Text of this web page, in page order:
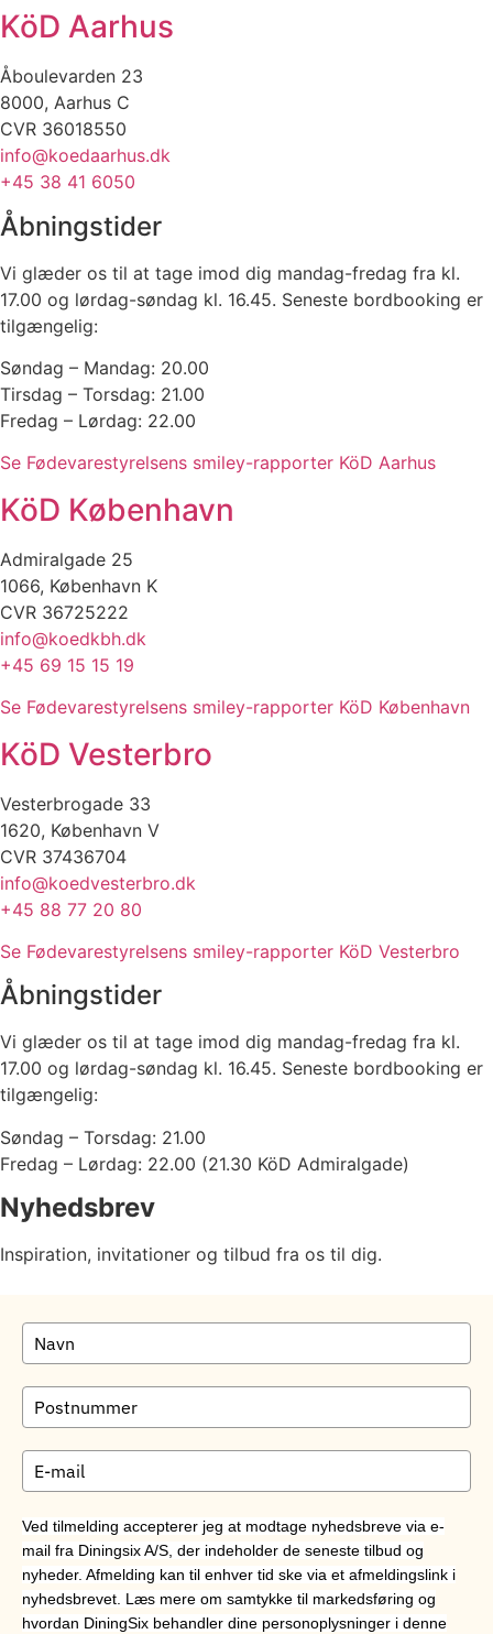
KöD Aarhus
Åboulevarden 23
8000, Aarhus C
CVR 36018550
info@koedaarhus.dk
+45 38 41 6050
Åbningstider
Vi glæder os til at tage imod dig mandag-fredag fra kl.
17.00 og lørdag-søndag kl. 16.45. Seneste bordbooking er
tilgængelig:
Søndag – Mandag: 20.00
Tirsdag – Torsdag: 21.00
Fredag – Lørdag: 22.00
Se Fødevarestyrelsens smiley-rapporter KöD Aarhus
KöD København
Admiralgade 25
1066, København K
CVR 36725222
info@koedkbh.dk
+45 69 15 15 19
Se Fødevarestyrelsens smiley-rapporter KöD København
KöD Vesterbro
Vesterbrogade 33
1620, København V
CVR 37436704
info@koedvesterbro.dk
+45 88 77 20 80
Se Fødevarestyrelsens smiley-rapporter KöD Vesterbro
Åbningstider
Vi glæder os til at tage imod dig mandag-fredag fra kl.
17.00 og lørdag-søndag kl. 16.45. Seneste bordbooking er
tilgængelig:
Søndag – Torsdag: 21.00
Fredag – Lørdag: 22.00 (21.30 KöD Admiralgade)
Nyhedsbrev
Inspiration, invitationer og tilbud fra os til dig.
Ved tilmelding accepterer jeg at modtage nyhedsbreve via e-
mail fra Diningsix A/S, der indeholder de seneste tilbud og
nyheder. Afmelding kan til enhver tid ske via et afmeldingslink i
nyhedsbrevet. Læs mere om samtykke til markedsføring og
hvordan DiningSix behandler dine personoplysninger i denne